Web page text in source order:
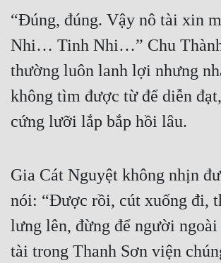
“Đúng, đúng. Vậy nô tài xin
Nhi… Tinh Nhi…” Chu
thường luôn lanh lợi nhưng
không tìm được từ để diễn
cứng lưỡi lắp bắp hồi lâu.
Gia Cát Nguyệt không nhịn
nói: “Được rồi, cút xuống đi,
lưng lên, đừng để người ngoài
tài trong Thanh Sơn viện